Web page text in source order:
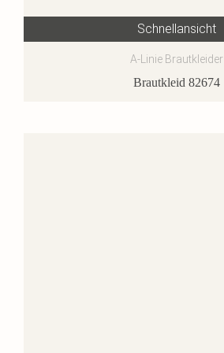
Schnellansicht
A-Linie Brautkleider
Brautkleid 82674